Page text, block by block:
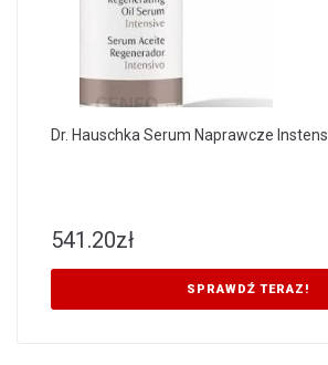
Dr. Hauschka Serum Naprawcze
541.20zł
SPRAWDŹ TERAZ!